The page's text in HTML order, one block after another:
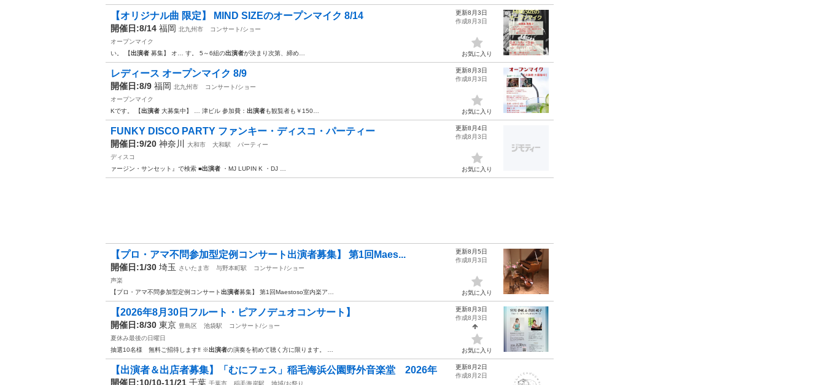
【オリジナル曲 限定】 MIND SIZEのオープンマイク 8/14
開催日:8/14 福岡 北九州市
コンサート/ショー
オープンマイク
い。 【出演者 募集】 オ… す。 5～6組の出演者が決まり次第、締め…
更新8月3日
作成8月3日
お気に入り
レディース オープンマイク 8/9
開催日:8/9 福岡 北九州市
コンサート/ショー
オープンマイク
Kです。 【出演者 大募集中】 … 津ビル 参加費： 出演者も観覧者も￥150…
更新8月3日
作成8月3日
お気に入り
FUNKY DISCO PARTY ファンキー・ディスコ・パーティー
開催日:9/20 神奈川 大和市 大和駅
パーティー
ディスコ
ァージン・サンセット』で検索 ■出演者 ・MJ LUPIN K ・DJ …
更新8月4日
作成8月3日
お気に入り
【プロ・アマ不問参加型定例コンサート出演者募集】 第1回Maes...
開催日:1/30 埼玉 さいたま市 与野本町駅
コンサート/ショー
声楽
【プロ・アマ不問参加型定例コンサート出演者募集】 第1回Maestoso室内楽ア…
更新8月5日
作成8月3日
お気に入り
【2026年8月30日フルート・ピアノデュオコンサート】
開催日:8/30 東京 豊島区 池袋駅
コンサート/ショー
夏休み最後の日曜日
抽選10名様 無料ご招待します‼️ ※出演者の演奏を初めて聴く方に限ります。 …
更新8月3日
作成8月3日
お気に入り
【出演者＆出店者募集】「むにフェス」稲毛海浜公園野外音楽堂 2026年
開催日:10/10-11/21 千葉 千葉市 稲毛海岸駅 地域/お祭り
更新8月2日
作成8月2日